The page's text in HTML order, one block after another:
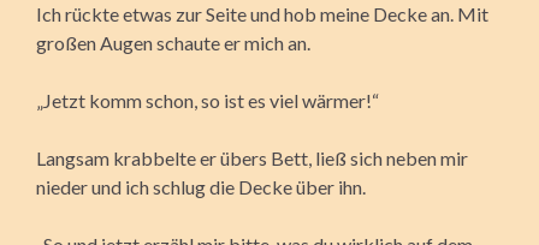
Ich rückte etwas zur Seite und hob meine Decke an. Mit
großen Augen schaute er mich an.
„Jetzt komm schon, so ist es viel wärmer!“
Langsam krabbelte er übers Bett, ließ sich neben mir
nieder und ich schlug die Decke über ihn.